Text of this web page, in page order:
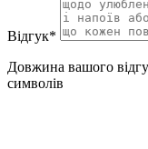
Відгук*
Довжина вашого
символів